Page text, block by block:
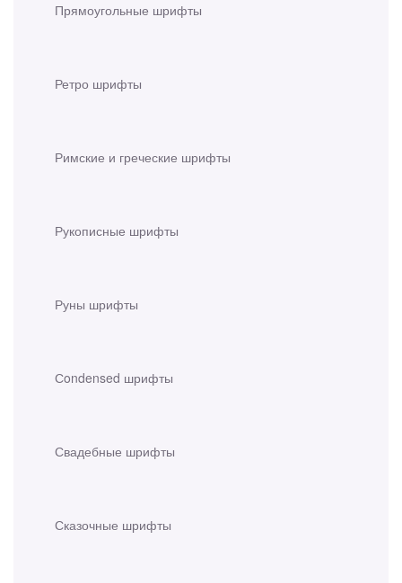
Прямоугольные шрифты
Ретро шрифты
Римские и греческие шрифты
Рукописные шрифты
Руны шрифты
Сondensed шрифты
Свадебные шрифты
Сказочные шрифты